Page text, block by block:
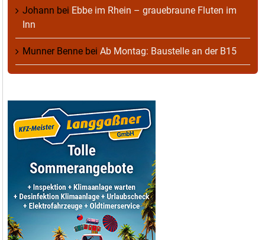
Johann bei Ebbe im Rhein – grauebraune Fluten im
Inn
Munner Benne bei Ab Montag: Baustelle an der B15